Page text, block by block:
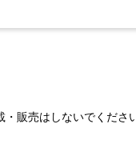
販売はしないでくださ